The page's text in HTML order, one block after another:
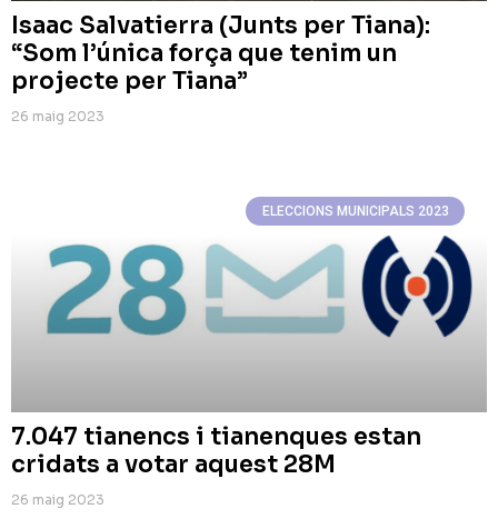
Isaac Salvatierra (Junts per Tiana):
“Som l’única força que tenim un
projecte per Tiana”
26 maig 2023
ELECCIONS MUNICIPALS 2023
7.047 tianencs i tianenques estan
cridats a votar aquest 28M
26 maig 2023